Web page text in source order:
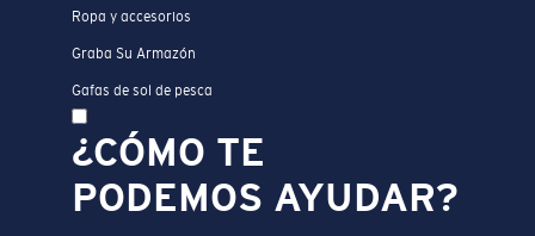
Ropa y accesorios
Graba Su Armazón
Gafas de sol de pesca
¿CÓMO TE
PODEMOS AYUDAR?